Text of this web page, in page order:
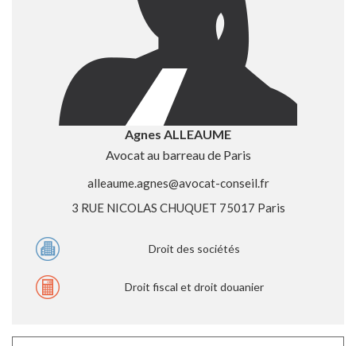
Agnes ALLEAUME
Avocat au barreau de Paris
alleaume.agnes@avocat-conseil.fr
3 RUE NICOLAS CHUQUET 75017 Paris
Droit des sociétés
Droit fiscal et droit douanier